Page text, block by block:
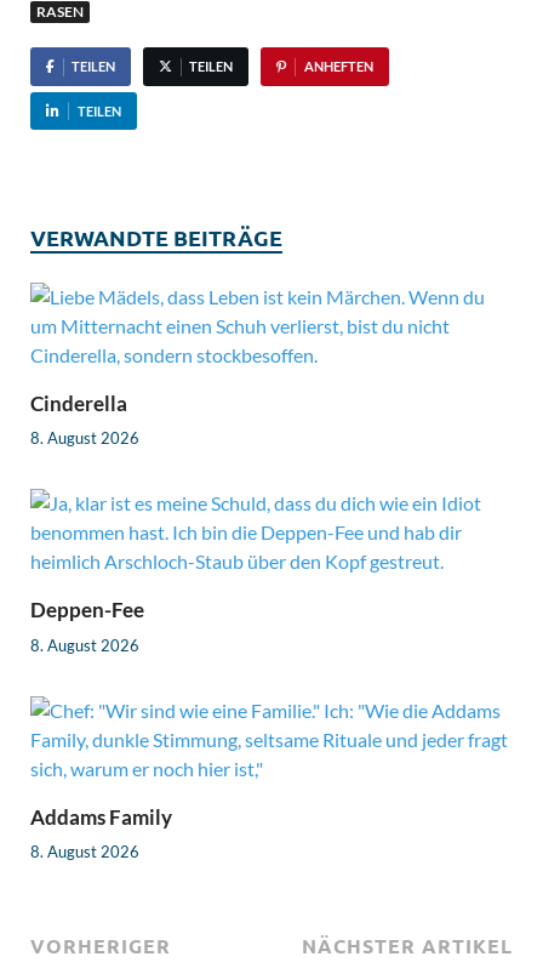
RASEN
TEILEN TEILEN ANHEFTEN
TEILEN
VERWANDTE BEITRÄGE
Cinderella
8. August 2026
Deppen-Fee
8. August 2026
Addams Family
8. August 2026
VORHERIGER
NÄCHSTER ARTIKEL